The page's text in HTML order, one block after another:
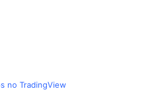
no TradingView